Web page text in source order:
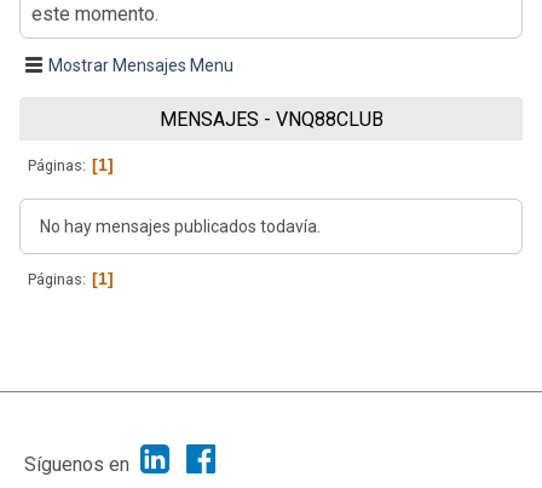
este momento.
Mostrar Mensajes Menu
MENSAJES - VNQ88CLUB
Páginas 1
No hay mensajes publicados todavía.
Páginas 1
|
Síguenos en